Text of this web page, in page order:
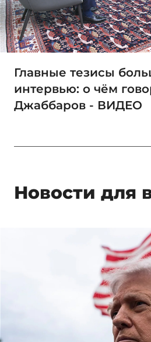
Главные тезисы
интервью: о чём
Джаббаров - ВИДЕО
Новости для